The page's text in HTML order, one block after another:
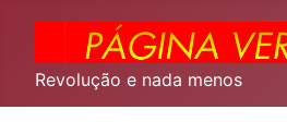
Revolução e nada menos